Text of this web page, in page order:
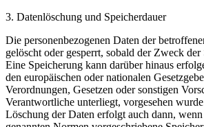
3. Datenlöschung und Speicherdauer
Die personenbezogenen Daten der
gelöscht oder gesperrt, sobald der Zweck
Eine Speicherung kann darüber hinaus
den europäischen oder nationalen
Verordnungen, Gesetzen oder sonstigen
Verantwortliche unterliegt, vorgesehen
Löschung der Daten erfolgt auch dann,